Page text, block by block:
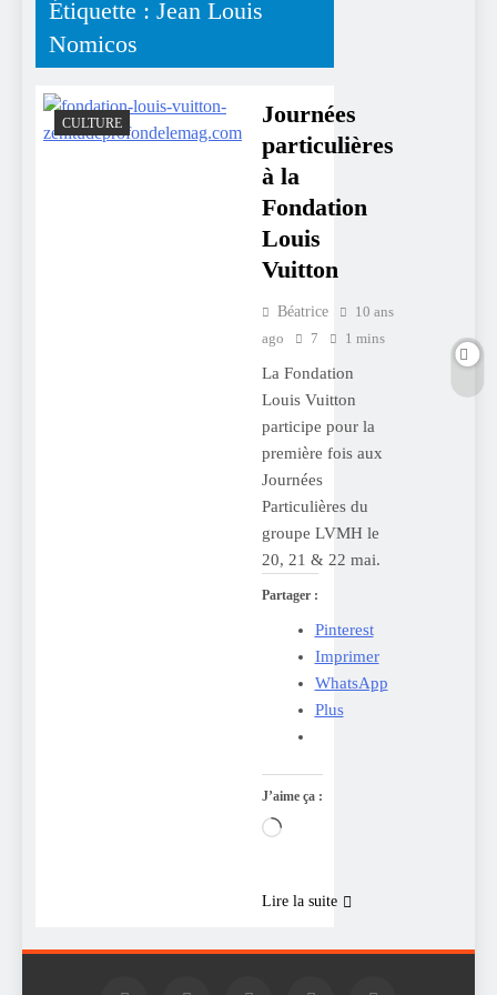
Étiquette : Jean Louis
Nomicos
CULTURE
Journées
particulières
à la
Fondation
Louis
Vuitton
Béatrice
10 ans
ago
7 1 mins
La Fondation
Louis Vuitton
participe pour la
première fois aux
Journées
Particulières du
groupe LVMH le
20, 21 & 22 mai.
Partager :
Pinterest
Imprimer
WhatsApp
Plus
J’aime ça :
Chargement…
Lire la suite